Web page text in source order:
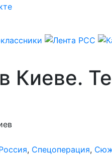
Киеве.
, Спецоперация,